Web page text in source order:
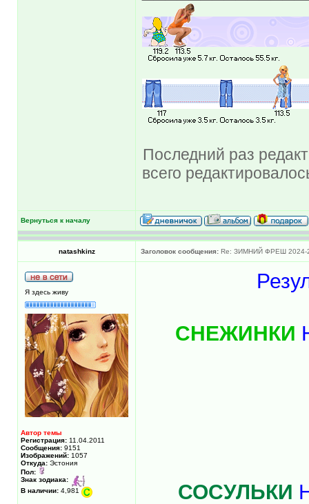
Последний раз
всего
Вернуться к началу
natashkinz Заголовок сообщения: Re: ЗИМНИЙ ФРЕШ
Я здесь живу
Автор темы
Регистрация: 11.04.2011
Сообщения: 9151
Изображений: 1057
Откуда: Эстония
Пол:
Знак зодиака:
В наличии: 4,981
СНЕЖИНКИ
СОСУЛЬКИ